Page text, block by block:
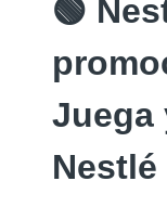
🟢
Juega
Nestlé